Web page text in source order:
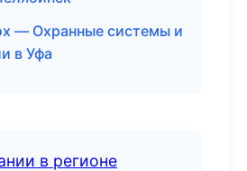
— Охранные системы и
в Уфа
в регионе